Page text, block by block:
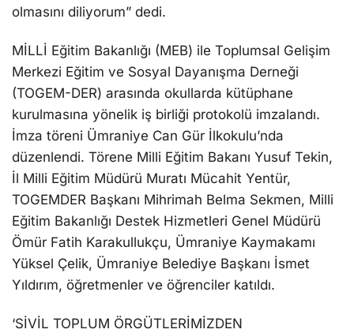
olmasını diliyorum” dedi.
MİLLİ Eğitim Bakanlığı (MEB) ile Toplumsal Gelişim
Merkezi Eğitim ve Sosyal Dayanışma Derneği
(TOGEM-DER) arasında okullarda kütüphane
kurulmasına yönelik iş birliği protokolü imzalandı.
İmza töreni Ümraniye Can Gür İlkokulu’nda
düzenlendi. Törene Milli Eğitim Bakanı Yusuf Tekin,
İl Milli Eğitim Müdürü Muratı Mücahit Yentür,
TOGEMDER Başkanı Mihrimah Belma Sekmen, Milli
Eğitim Bakanlığı Destek Hizmetleri Genel Müdürü
Ömür Fatih Karakullukçu, Ümraniye Kaymakamı
Yüksel Çelik, Ümraniye Belediye Başkanı İsmet
Yıldırım, öğretmenler ve öğrenciler katıldı.
‘SİVİL TOPLUM ÖRGÜTLERİMİZDEN